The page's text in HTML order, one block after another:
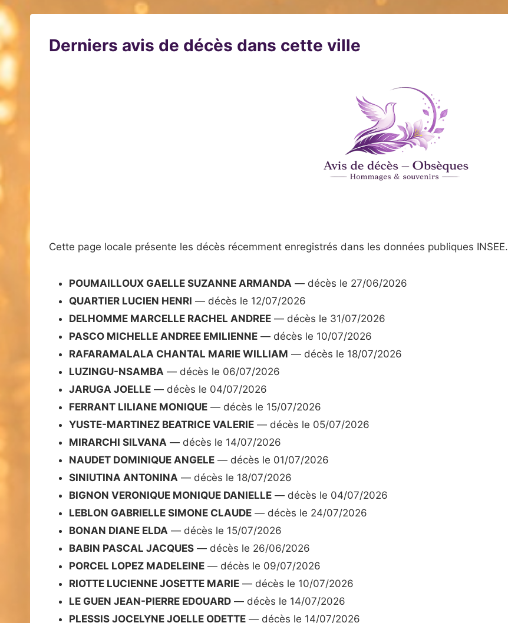
Derniers avis de décès dans cette ville
Cette page locale présente les décès récemment enregistrés dans les données publiques INSEE.
POUMAILLOUX GAELLE SUZANNE ARMANDA — décès le 27/06/2026
QUARTIER LUCIEN HENRI — décès le 12/07/2026
DELHOMME MARCELLE RACHEL ANDREE — décès le 31/07/2026
PASCO MICHELLE ANDREE EMILIENNE — décès le 10/07/2026
RAFARAMALALA CHANTAL MARIE WILLIAM — décès le 18/07/2026
LUZINGU-NSAMBA — décès le 06/07/2026
JARUGA JOELLE — décès le 04/07/2026
FERRANT LILIANE MONIQUE — décès le 15/07/2026
YUSTE-MARTINEZ BEATRICE VALERIE — décès le 05/07/2026
MIRARCHI SILVANA — décès le 14/07/2026
NAUDET DOMINIQUE ANGELE — décès le 01/07/2026
SINIUTINA ANTONINA — décès le 18/07/2026
BIGNON VERONIQUE MONIQUE DANIELLE — décès le 04/07/2026
LEBLON GABRIELLE SIMONE CLAUDE — décès le 24/07/2026
BONAN DIANE ELDA — décès le 15/07/2026
BABIN PASCAL JACQUES — décès le 26/06/2026
PORCEL LOPEZ MADELEINE — décès le 09/07/2026
RIOTTE LUCIENNE JOSETTE MARIE — décès le 10/07/2026
LE GUEN JEAN-PIERRE EDOUARD — décès le 14/07/2026
PLESSIS JOCELYNE JOELLE ODETTE — décès le 14/07/2026